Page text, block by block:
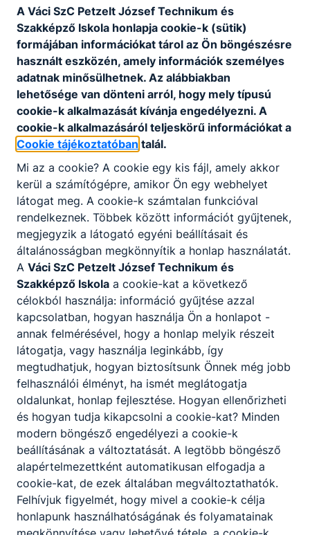
Matematika tanár
Azonnali kezdéssel várunk Matematika tanárt
iskolánkba.
Részletek, jelentkezés
Jelentkezési határidő
2026-08-31
Munkaviszony jellege
Teljes munkaidő vagy óraadó
Munkavégzés helye
Szentendre
Szakmai informatika tanár
Iskolánk szakmai informatikai tantárgy
oktatására keres kollégát azonnali belépéssel.
Óraadók, részmunkaidős munkavállalók is
jelentkezhetnek. Bérezés megegyezés szerint.
Részletek, jelentkezés
Jelentkezési határidő
2026-08-31
Munkaviszony jellege
Teljes munkaidő
Munkavégzés helye
Szentendre
A Váci SzC Petzelt József Technikum és
Szakképző Iskola honlapja cookie-k (sütik)
formájában információkat tárol az Ön böngészésre
használt eszközén, amely információk személyes
adatnak minősülhetnek. Az alábbiakban
lehetősége van dönteni arról, hogy mely típusú
cookie-k alkalmazását kívánja engedélyezni. A
cookie-k alkalmazásáról teljeskörű információkat a
Cookie tájékoztatóban talál.
Mi az a cookie? A cookie egy kis fájl, amely akkor
kerül a számítógépre, amikor Ön egy webhelyet
látogat meg. A cookie-k számtalan funkcióval
rendelkeznek. Többek között információt gyűjtenek,
megjegyzik a látogató egyéni beállításait és
általánosságban megkönnyítik a honlap használatát.
A Váci SzC Petzelt József Technikum és
Szakképző Iskola a cookie-kat a következő
célokból használja: információ gyűjtése azzal
kapcsolatban, hogyan használja Ön a honlapot -
annak felmérésével, hogy a honlap melyik részeit
látogatja, vagy használja leginkább, így
megtudhatjuk, hogyan biztosítsunk Önnek még jobb
felhasználói élményt, ha ismét meglátogatja
oldalunkat, honlap fejlesztése. Hogyan ellenőrizheti
és hogyan tudja kikapcsolni a cookie-kat? Minden
modern böngésző engedélyezi a cookie-k
beállításának a változtatását. A legtöbb böngésző
alapértelmezettként automatikusan elfogadja a
cookie-kat, de ezek általában megváltoztathatók.
Felhívjuk figyelmét, hogy mivel a cookie-k célja
honlapunk használhatóságának és folyamatainak